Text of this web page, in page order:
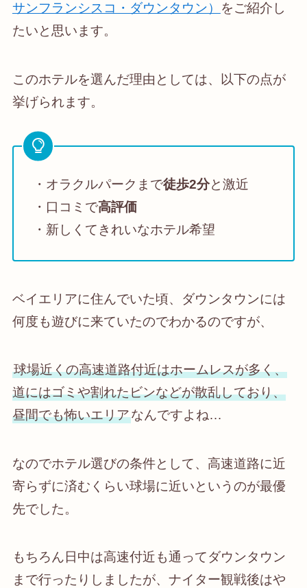
サンフランシスコ・ダウンタウン） をご紹介し
たいと思います。
このホテルを選んだ理由としては、以下の点が
挙げられます。
・オラクルパークまで徒歩2分と激近
・口コミで高評価
・新しくてきれいなホテル希望
ベイエリアに住んでいた頃、ダウンタウンには
何度も遊びに来ていたのでわかるのですが、
球場近くの高速道路付近はホームレスが多く、
道にはゴミや割れたビンなどが散乱しており、
昼間でも怖いエリアなんですよね…
なのでホテル選びの条件として、高速道路に近
寄らずに済むくらい球場に近いというのが最優
先でした。
もちろん日中は高速付近も通ってダウンタウン
まで行ったりしましたが、ナイター観戦後はや